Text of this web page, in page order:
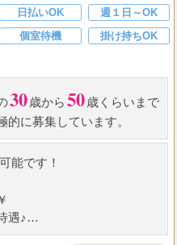
日払いOK
週１日～OK
個室待機
掛け持ちOK
30歳から 50歳くらいまで
的に募集しています。
能です！
遇♪
８０％バック★